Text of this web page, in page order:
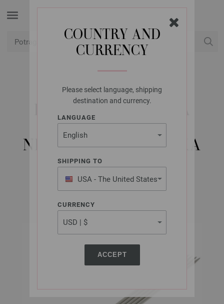
COUNTRY AND
CURRENCY
Please select language, shipping
destination and currency.
LANGUAGE
SHIPPING TO
USA - The United States
of America
CURRENCY
ACCEPT
LANA GROSSA
DVOKRAKA IGLA ZA
PLETENJE OD
NEHRĐAJUĆEG ČELIKA
VELIČINE 3,5/20CM